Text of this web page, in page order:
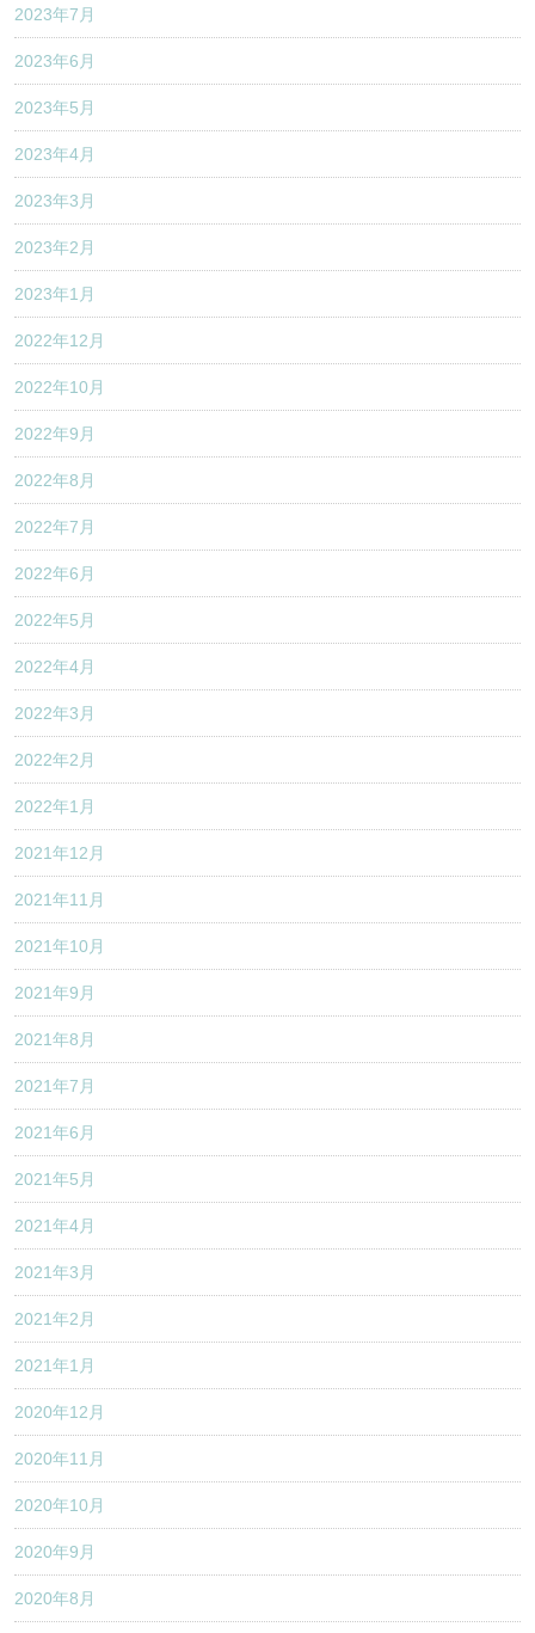
2023年7月
2023年6月
2023年5月
2023年4月
2023年3月
2023年2月
2023年1月
2022年12月
2022年10月
2022年9月
2022年8月
2022年7月
2022年6月
2022年5月
2022年4月
2022年3月
2022年2月
2022年1月
2021年12月
2021年11月
2021年10月
2021年9月
2021年8月
2021年7月
2021年6月
2021年5月
2021年4月
2021年3月
2021年2月
2021年1月
2020年12月
2020年11月
2020年10月
2020年9月
2020年8月